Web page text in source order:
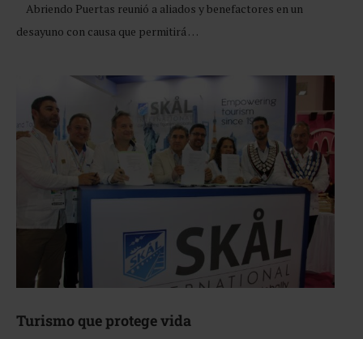
Abriendo Puertas reunió a aliados y benefactores en un
desayuno con causa que permitirá …
Turismo que protege vida